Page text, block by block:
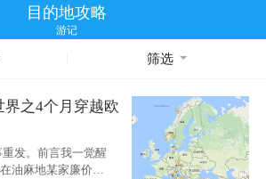
目的地攻略
游记
筛选
之4个月穿越欧
发。前言我一觉醒
油麻地某家廉价宾